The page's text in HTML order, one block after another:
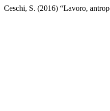
Ceschi, S. (2016) “Lavoro,